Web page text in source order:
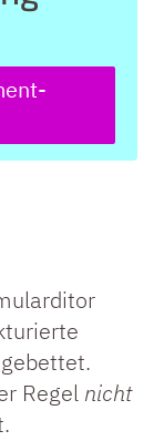
Regel nicht